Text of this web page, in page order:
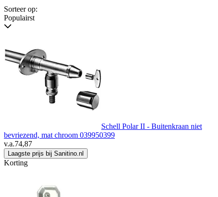
Sorteer op:
Populairst
Schell Polar II - Buitenkraan niet
bevriezend, mat chroom 039950399
v.a.74,87
Laagste prijs bij Sanitino.nl
Korting